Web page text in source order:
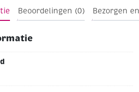
Beoordelingen (0) Bezorgen